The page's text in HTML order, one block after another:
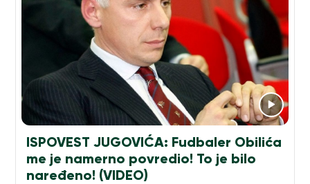
ISPOVEST JUGOVIĆA: Fudbaler Obilića
me je namerno povredio! To je bilo
naređeno! (VIDEO)